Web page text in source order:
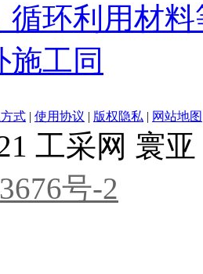
循环利用材
施工同
式 | 使用协议 | 版权隐私 | 网站地图
工采网 寰
号-2